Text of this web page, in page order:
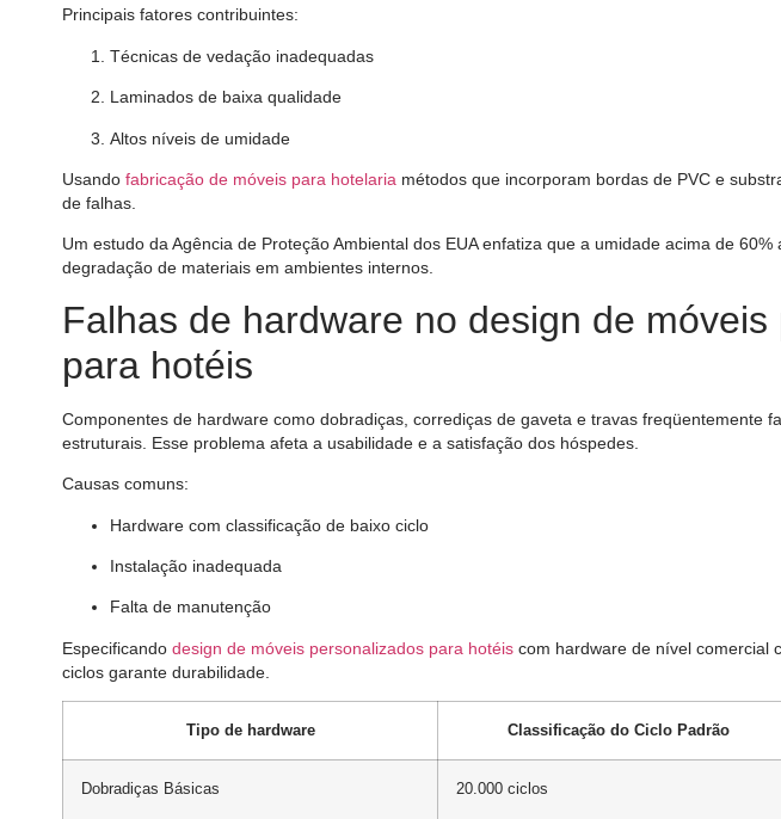
Principais fatores contribuintes:
Técnicas de vedação inadequadas
Laminados de baixa qualidade
Altos níveis de umidade
Usando fabricação de móveis para hotelaria métodos que incorporam bordas de PVC e
de falhas.
Um estudo da Agência de Proteção Ambiental dos EUA enfatiza que a umidade acima de
degradação de materiais em ambientes internos.
Falhas de hardware no design de
para hotéis
Componentes de hardware como dobradiças, corrediças de gaveta e travas freqüentemente
estruturais. Esse problema afeta a usabilidade e a satisfação dos hóspedes.
Causas comuns:
Hardware com classificação de baixo ciclo
Instalação inadequada
Falta de manutenção
Especificando design de móveis personalizados para hotéis com hardware de nível comercial
ciclos garante durabilidade.
Tipo de hardware Classificação do Ciclo Padrão
Dobradiças Básicas 20.000 ciclos